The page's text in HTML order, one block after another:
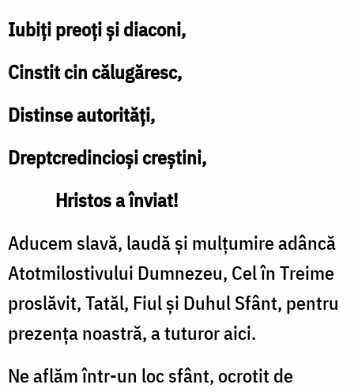
Iubiţi preoţi şi diaconi,
Cinstit cin călugăresc,
Distinse autorităţi,
Dreptcredincioşi creştini,
Hristos a înviat!
Aducem slavă, laudă şi mulţumire adâncă
Atotmilostivului Dumnezeu, Cel în Treime
proslăvit, Tatăl, Fiul şi Duhul Sfânt, pentru
prezenţa noastră, a tuturor aici.
Ne aflăm într-un loc sfânt, ocrotit de